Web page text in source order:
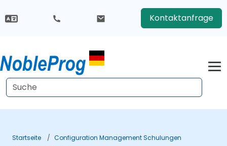
Kontaktanfrage
Startseite
Configuration Management Schulungen